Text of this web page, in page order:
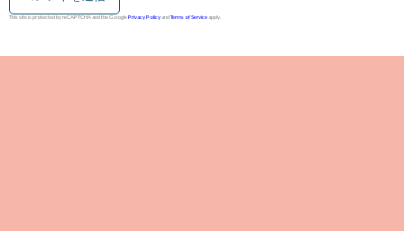
This site is protected by reCAPTCHA and the GooglePrivacy Policy andTerms of Service apply.